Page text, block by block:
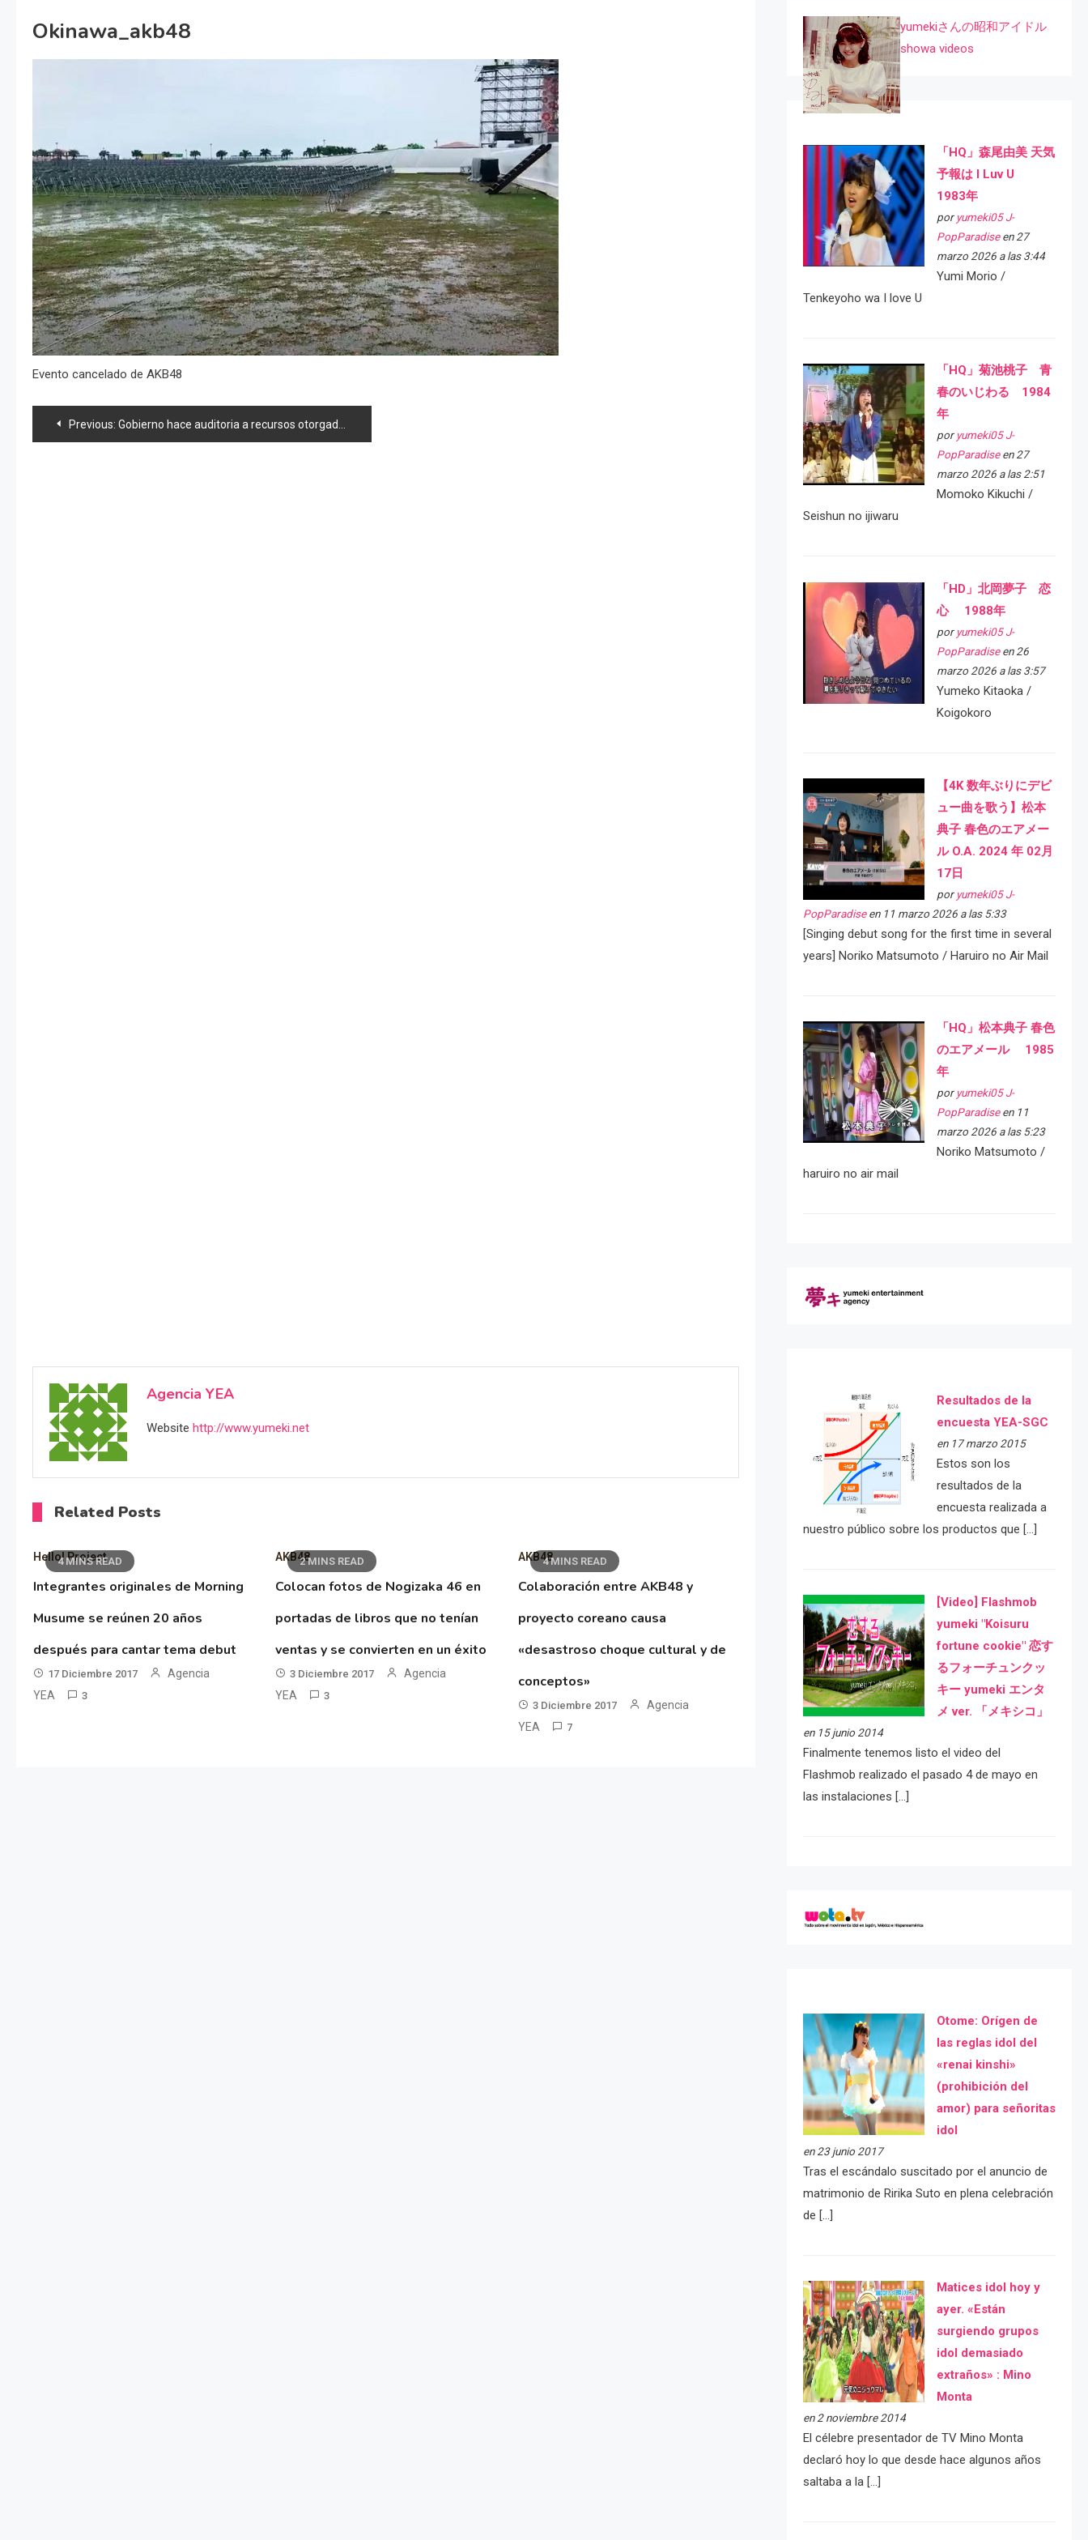
Okinawa_akb48
Evento cancelado de AKB48
Navegación
Previous: Gobierno hace auditoria a recursos otorgados a evento de AKB48
Agencia YEA
Website http://www.yumeki.net
Related Posts
4 MINS READ
Hello! Project
Integrantes originales de Morning
Musume se reúnen 20 años
después para cantar tema debut
17 Diciembre 2017
Agencia
YEA
3
2 MINS READ
AKB48
Colocan fotos de Nogizaka 46 en
portadas de libros que no tenían
ventas y se convierten en un éxito
3 Diciembre 2017
Agencia
YEA
3
4 MINS READ
AKB48
Colaboración entre AKB48 y
proyecto coreano causa
«desastroso choque cultural y de
conceptos»
3 Diciembre 2017
Agencia
YEA
7
yumekiさんの昭和アイドル
showa videos
「HQ」森尾由美 天気
予報は I Luv U
1983年
por yumeki05 J-
PopParadiseen 27
marzo 2026 a las 3:44
Yumi Morio /
Tenkeyoho wa I love U
「HQ」菊池桃子 青
春のいじわる 1984
年
por yumeki05 J-
PopParadiseen 27
marzo 2026 a las 2:51
Momoko Kikuchi /
Seishun no ijiwaru
「HD」北岡夢子 恋
心 1988年
por yumeki05 J-
PopParadiseen 26
marzo 2026 a las 3:57
Yumeko Kitaoka /
Koigokoro
【4K 数年ぶりにデビ
ュー曲を歌う】松本
典子 春色のエアメー
ル O.A. 2024 年 02月
17日
por yumeki05 J-
PopParadiseen 11 marzo 2026 a las 5:33
[Singing debut song for the first time in several
years] Noriko Matsumoto / Haruiro no Air Mail
「HQ」松本典子 春色
のエアメール 1985
年
por yumeki05 J-
PopParadiseen 11
marzo 2026 a las 5:23
Noriko Matsumoto /
haruiro no air mail
Resultados de la
encuesta YEA-SGC
en 17 marzo 2015
Estos son los
resultados de la
encuesta realizada a
nuestro público sobre los productos que […]
[Video] Flashmob
yumeki "Koisuru
fortune cookie" 恋す
るフォーチュンクッ
キー yumeki エンタ
メ ver. 「メキシコ」
en 15 junio 2014
Finalmente tenemos listo el video del
Flashmob realizado el pasado 4 de mayo en
las instalaciones […]
Otome: Orígen de
las reglas idol del
«renai kinshi»
(prohibición del
amor) para señoritas
idol
en 23 junio 2017
Tras el escándalo suscitado por el anuncio de
matrimonio de Ririka Suto en plena celebración
de […]
Matices idol hoy y
ayer. «Están
surgiendo grupos
idol demasiado
extraños» : Mino
Monta
en 2 noviembre 2014
El célebre presentador de TV Mino Monta
declaró hoy lo que desde hace algunos años
saltaba a la […]